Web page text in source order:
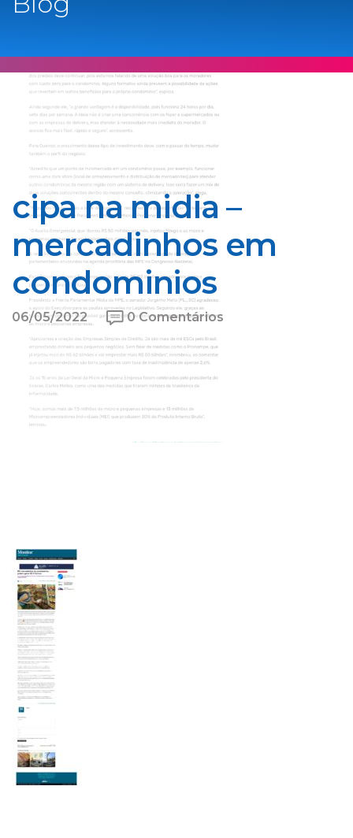
cipa na midia –
mercadinhos em
condominios
06/05/2022 0 Comentários